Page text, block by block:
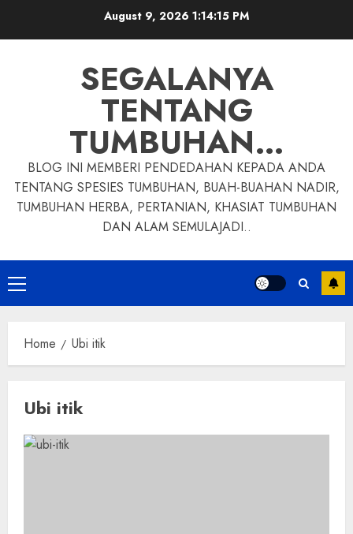
August 9, 2026 1:14:16 PM
SEGALANYA
TENTANG
TUMBUHAN…
BLOG INI MEMBERI PENDEDAHAN KEPADA ANDA
TENTANG SPESIES TUMBUHAN, BUAH-BUAHAN NADIR,
TUMBUHAN HERBA, PERTANIAN, KHASIAT TUMBUHAN
DAN ALAM SEMULAJADI..
Primary
Menu
Home Ubi itik
Ubi itik